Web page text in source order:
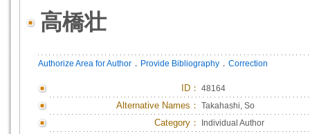
高橋壮
Authorize Area for Author ． Provide Bibliography ． Correction
ID ： 48164
Alternative Names： Takahashi, So
Category： Individual Author